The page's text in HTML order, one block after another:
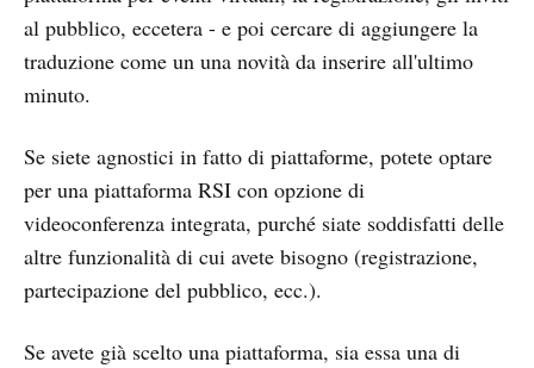
al pubblico, eccetera - e poi cercare di aggiungere la
traduzione come un una novità da inserire all'ultimo
minuto.
Se siete agnostici in fatto di piattaforme, potete optare
per una piattaforma RSI con opzione di
videoconferenza integrata, purché siate soddisfatti delle
altre funzionalità di cui avete bisogno (registrazione,
partecipazione del pubblico, ecc.).
Se avete già scelto una piattaforma, sia essa una di